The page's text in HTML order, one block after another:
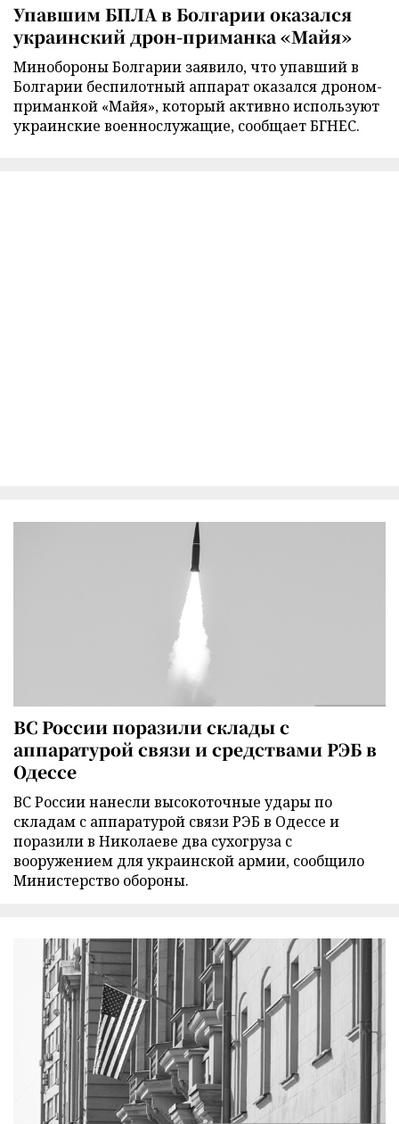
Упавшим БПЛА в Болгарии оказался
украинский дрон-приманка «Майя»
Минобороны Болгарии заявило, что упавший в
Болгарии беспилотный аппарат оказался дроном-
приманкой «Майя», который активно используют
украинские военнослужащие, сообщает БГНЕС.
ВС России поразили склады с
аппаратурой связи и средствами РЭБ в
Одессе
ВС России нанесли высокоточные удары по
складам с аппаратурой связи РЭБ в Одессе и
поразили в Николаеве два сухогруза с
вооружением для украинской армии, сообщило
Министерство обороны.